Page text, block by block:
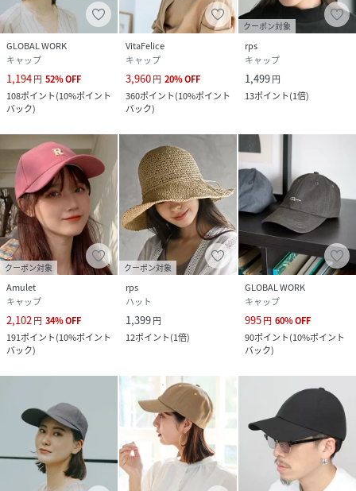
GLOBAL WORK
キャップ
1,194円 52%OFF
108ポイント(10%ポイント
バック)
VitaFelice
キャップ
3,960円 20%OFF
360ポイント(10%ポイント
バック)
クーポン対象
rps
キャップ
1,499円
13ポイント(1倍)
クーポン対象
Amulet
キャップ
2,102円 34%OFF
191ポイント(10%ポイント
バック)
クーポン対象
rps
ハット
1,399円
12ポイント(1倍)
GLOBAL WORK
キャップ
995円 60%OFF
90ポイント(10%ポイント
バック)